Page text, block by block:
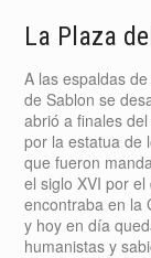
La Plaza
A las espaldas
de Sablon se
abrió a finales
por la estatua de
que fueron
el siglo XVI por
encontraba en la
y hoy en día
humanistas y